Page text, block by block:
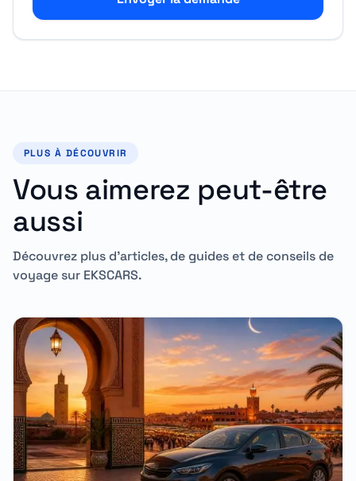
PLUS À DÉCOUVRIR
Vous aimerez peut-être
aussi
Découvrez plus d'articles, de guides et de conseils de
voyage sur EKSCARS.